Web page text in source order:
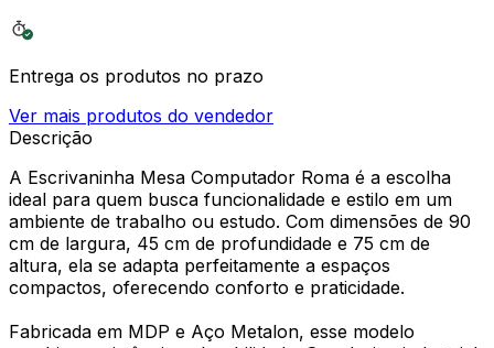
Entrega os produtos no prazo
Ver mais produtos do vendedor
Descrição
A Escrivaninha Mesa Computador Roma é a escolha
ideal para quem busca funcionalidade e estilo em um
ambiente de trabalho ou estudo. Com dimensões de 90
cm de largura, 45 cm de profundidade e 75 cm de
altura, ela se adapta perfeitamente a espaços
compactos, oferecendo conforto e praticidade.
Fabricada em MDP e Aço Metalon, esse modelo